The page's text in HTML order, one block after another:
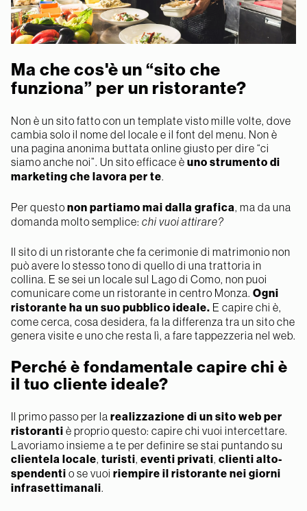
Ma che cos'è un “sito che
funziona” per un ristorante?
Non è un sito fatto con un template visto mille volte, dove
cambia solo il nome del locale e il font del menu. Non è
una pagina anonima buttata online giusto per dire “ci
siamo anche noi”. Un sito efficace è uno strumento di
marketing che lavora per te
Per questo non partiamo mai dalla grafica , ma da una
domanda molto semplice: chi vuoi attirare?
Il sito di un ristorante che fa cerimonie di matrimonio non
può avere lo stesso tono di quello di una trattoria in
collina. E se sei un locale sul Lago di Como, non puoi
comunicare come un ristorante in centro Monza. Ogni
ristorante ha un suo pubblico ideale. E capire chi è,
come cerca, cosa desidera, fa la differenza tra un sito che
genera visite e uno che resta lì, a fare tappezzeria nel web.
Perché è fondamentale capire chi è
il tuo cliente ideale?
Il primo passo per la realizzazione di un sito web per
ristoranti è proprio questo: capire chi vuoi intercettare.
Lavoriamo insieme a te per definire se stai puntando su
clientela locale turisti eventi privati clienti alto-
spendenti o se vuoi riempire il ristorante nei giorni
infrasettimanali